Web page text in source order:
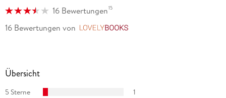
16 Bewertungen15
16 Bewertungen von
Übersicht
5 Sterne
1